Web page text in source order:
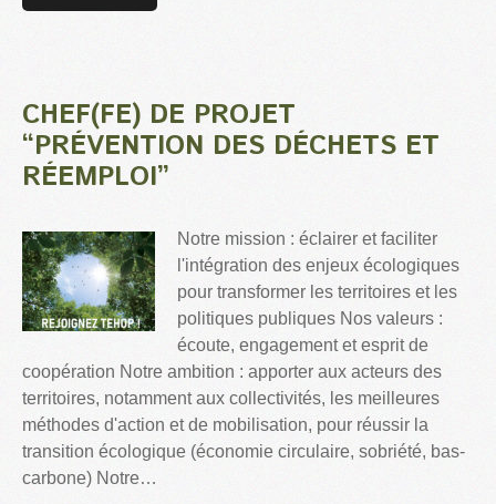
CHEF(FE) DE PROJET
“PRÉVENTION DES DÉCHETS ET
RÉEMPLOI”
Notre mission : éclairer et faciliter
l'intégration des enjeux écologiques
pour transformer les territoires et les
politiques publiques Nos valeurs :
écoute, engagement et esprit de
coopération Notre ambition : apporter aux acteurs des
territoires, notamment aux collectivités, les meilleures
méthodes d'action et de mobilisation, pour réussir la
transition écologique (économie circulaire, sobriété, bas-
carbone) Notre…